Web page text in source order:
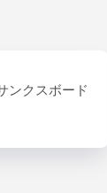
ンクスボード